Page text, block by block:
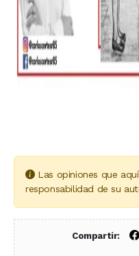
Las opiniones que
responsabilidad de su
Compartir: